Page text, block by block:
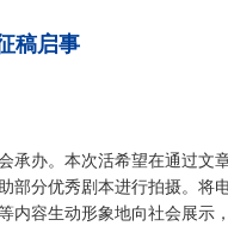
稿启事
承办。本次活希望在通过文
部分优秀剧本进行拍摄。将
内容生动形象地向社会展示